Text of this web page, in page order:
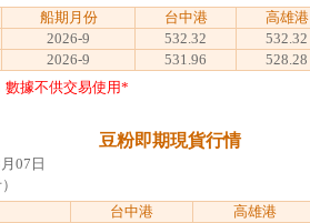
船期月份 台中港 高雄港
2026-9 532.32
532.32
2026-9 531.96
528.28
據不供交易使用*
豆粉即期現貨行情
07日
台中港 高雄港